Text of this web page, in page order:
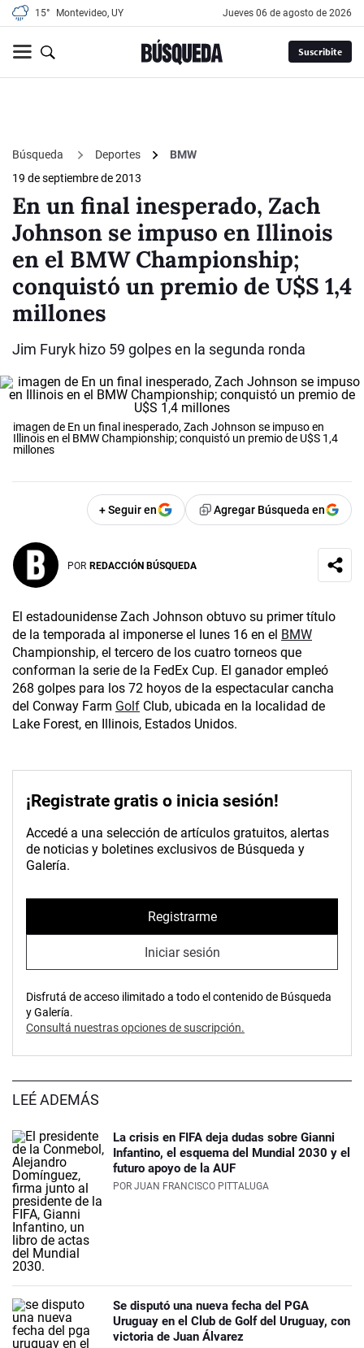
15° Montevideo, UY jueves 06 de agosto de 2026
Suscribite
Búsqueda Deportes
BMW
19 de septiembre de 2013
En un final inesperado, Zach
Johnson se impuso en Illinois
en el BMW Championship;
conquistó un premio de U$S 1,4
millones
Jim Furyk hizo 59 golpes en la segunda ronda
imagen de En un final inesperado, Zach Johnson se impuso en
Illinois en el BMW Championship; conquistó un premio de U$S 1,4
millones
+ Seguir en Agregar Búsqueda en
POR REDACCIÓN BÚSQUEDA
El estadounidense Zach Johnson obtuvo su primer título
de la temporada al imponerse el lunes 16 en el BMW
Championship, el tercero de los cuatro torneos que
conforman la serie de la FedEx Cup. El ganador empleó
268 golpes para los 72 hoyos de la espectacular cancha
del Conway Farm Golf Club, ubicada en la localidad de
Lake Forest, en Illinois, Estados Unidos.
¡Registrate gratis o inicia sesión!
Accedé a una selección de artículos gratuitos, alertas
de noticias y boletines exclusivos de Búsqueda y
Galería.
Registrarme
Iniciar sesión
Disfrutá de acceso ilimitado a todo el contenido de Búsqueda
y Galería.
Consultá nuestras opciones de suscripción.
LEÉ ADEMÁS
La crisis en FIFA deja dudas sobre Gianni
Infantino, el esquema del Mundial 2030 y el
futuro apoyo de la AUF
POR JUAN FRANCISCO PITTALUGA
Se disputó una nueva fecha del PGA
Uruguay en el Club de Golf del Uruguay, con
victoria de Juan Álvarez